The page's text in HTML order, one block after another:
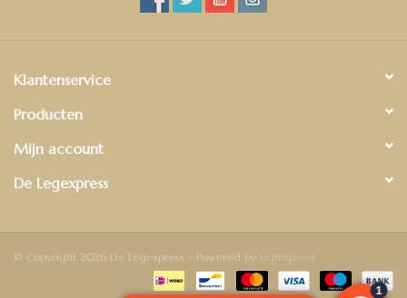
Klantenservice
Producten
Mijn account
De Legexpress
© Copyright 2026 De Legexpress - Powered by Lightspeed